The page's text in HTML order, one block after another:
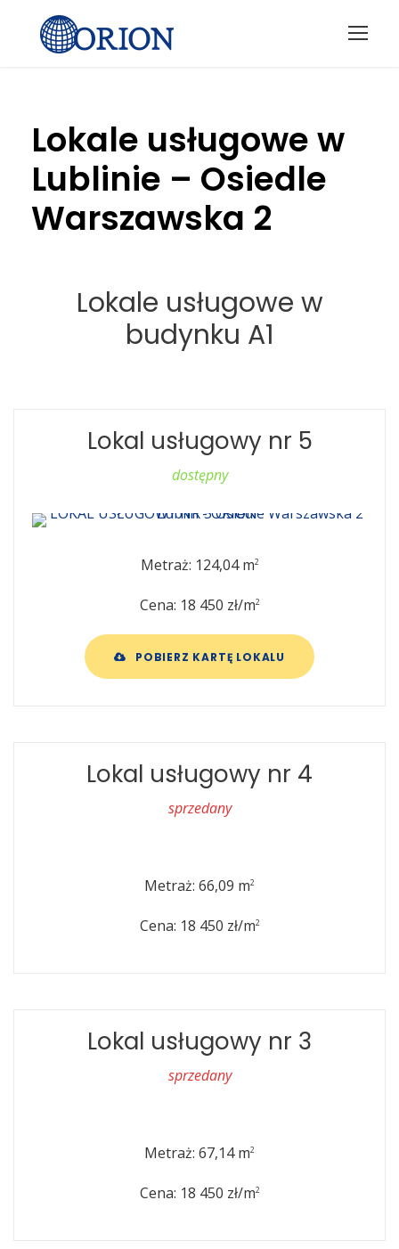
Lokale usługowe w
Lublinie – Osiedle
Warszawska 2
Lokale usługowe w
budynku A1
Lokal usługowy nr 5
dostępny
Metraż: 124,04 m2
Cena: 18 450 zł/m2
POBIERZ KARTĘ LOKALU
Lokal usługowy nr 4
sprzedany
Metraż: 66,09 m2
Cena: 18 450 zł/m2
Lokal usługowy nr 3
sprzedany
Metraż: 67,14 m2
Cena: 18 450 zł/m2